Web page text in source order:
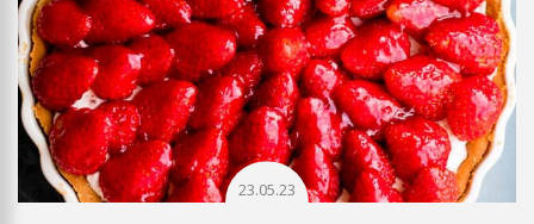
23.05.23